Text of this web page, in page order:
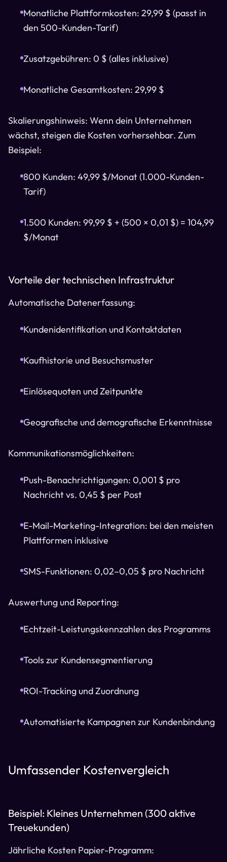
Monatliche Plattformkosten: 29,99 $ (passt in
den 500-Kunden-Tarif)
Zusatzgebühren: 0 $ (alles inklusive)
Monatliche Gesamtkosten: 29,99 $
Skalierungshinweis: Wenn dein Unternehmen
wächst, steigen die Kosten vorhersehbar. Zum
Beispiel:
800 Kunden: 49,99 $/Monat (1.000-Kunden-
Tarif)
1.500 Kunden: 99,99 $ + (500 × 0,01 $) = 104,99
$/Monat
Vorteile der technischen Infrastruktur
Automatische Datenerfassung:
Kundenidentifikation und Kontaktdaten
Kaufhistorie und Besuchsmuster
Einlösequoten und Zeitpunkte
Geografische und demografische Erkenntnisse
Kommunikationsmöglichkeiten:
Push-Benachrichtigungen: 0,001 $ pro
Nachricht vs. 0,45 $ per Post
E-Mail-Marketing-Integration: bei den meisten
Plattformen inklusive
SMS-Funktionen: 0,02–0,05 $ pro Nachricht
Auswertung und Reporting:
Echtzeit-Leistungskennzahlen des Programms
Tools zur Kundensegmentierung
ROI-Tracking und Zuordnung
Automatisierte Kampagnen zur Kundenbindung
Umfassender Kostenvergleich
Beispiel: Kleines Unternehmen (300 aktive
Treuekunden)
Jährliche Kosten Papier-Programm: